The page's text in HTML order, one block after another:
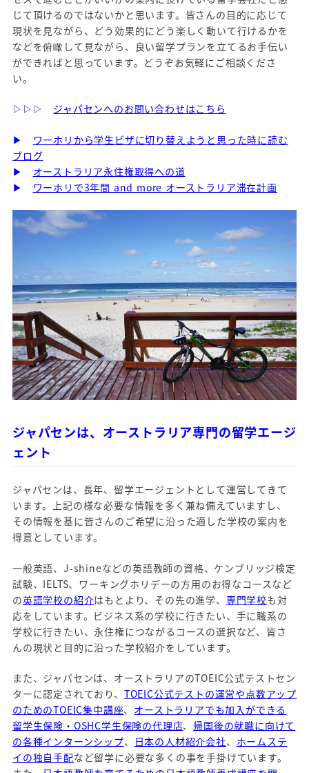
じて頂けるのではないかと思います。皆さんの目的に応じて
現状を見ながら、どう効果的にどう楽しく動いて行けるかを
などを俯瞰して見ながら、良い留学プランを立てるお手伝い
ができればと思っています。どうぞお気軽にご相談くださ
い。
▷▷▷ ジャパセンへのお問い合わせはこちら
▶
ワーホリから学生ビザに切り替えようと思った時に読む
ブログ
▶
オーストラリア永住権取得への道
▶
ワーホリで3年間 and more オーストラリア滞在計画
ジャパセンは、オーストラリア専門の留学エージ
ェント
ジャパセンは、長年、留学エージェントとして運営してきて
います。上記の様な必要な情報を多く兼ね備えていますし、
その情報を基に皆さんのご希望に沿った適した学校の案内を
得意としています。
一般英語、J-shineなどの英語教師の資格、ケンブリッジ検定
試験、IELTS、ワーキングホリデーの方用のお得なコースなど
の英語学校の紹介はもとより、その先の進学、 専門学校も対
応をしています。ビジネス系の学校に行きたい、手に職系の
学校に行きたい、永住権につながるコースの選択など、皆さ
んの現状と目的に沿った学校紹介をしています。
また、ジャパセンは、オーストラリアのTOEIC公式テストセン
ターに認定されており、 TOEIC公式テストの運営や点数アップ
のためのTOEIC集中講座、 オーストラリアでも加入ができる
留学生保険・OSHC学生保険の代理店、 帰国後の就職に向けて
の各種インターンシップ、 日本の人材紹介会社、 ホームステ
イの独自手配など留学に必要な多くの事を手掛けています。